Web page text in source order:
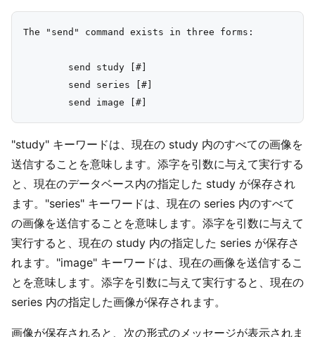
The "send" command exists in three forms:
        send study [#]
        send series [#]
"study" キーワードは、現在の study 内のすべての画像を
送信することを意味します。添字を引数に与えて実行する
と、現在のデータベース内の指定した study が保存され
ます。"series" キーワードは、現在の series 内のすべて
の画像を送信することを意味します。添字を引数に与えて
実行すると、現在の study 内の指定した series が保存さ
れます。"image" キーワードは、現在の画像を送信するこ
とを意味します。添字を引数に与えて実行すると、現在の
series 内の指定した画像が保存されます。
画像が保存されると、次の形式のメッセージが表示されま